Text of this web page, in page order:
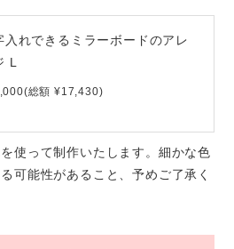
入れできるミラーボードのアレ
L
総額 ¥17,430)
使って制作いたします。細かな色
可能性があること、予めご了承く